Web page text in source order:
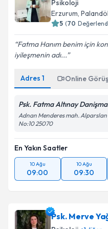
Psikoloji
Erzurum,
5 (70
Fatma Hanım benim için
iyileşmenin adı...
Adres 1 Online
Psk. Fatma Altınay
Adnan Menderes mah. Alparslan
No:10 25070
En Yakın Saatler
10 Ağu
09:00
10 Ağu
09:30
Psk. Merve